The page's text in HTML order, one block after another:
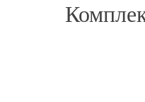
печально.
высушены